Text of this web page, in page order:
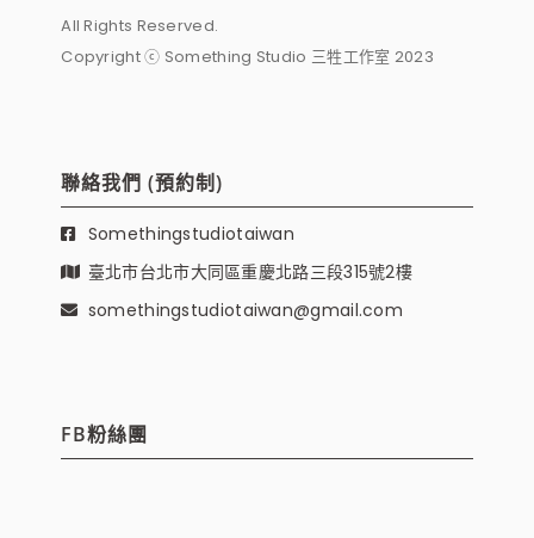
All Rights Reserved.
Copyright ⓒ Something Studio 三牲工作室 2023
聯絡我們 (預約制)
Somethingstudiotaiwan
臺北市台北市大同區重慶北路三段315號2樓
somethingstudiotaiwan@gmail.com
FB粉絲團